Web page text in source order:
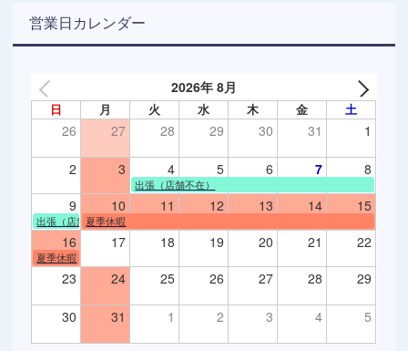
営業日カレンダー
2026年 8月
日 月 火 水 木 金 土
26 27 28 29 30 31 1
2 3 4 5 6 7 8
出張（店舗不在）
9 10 11 12 13 14 15
出張（店舗不在）
夏季休暇
16 17 18 19 20 21 22
夏季休暇
23 24 25 26 27 28 29
30 31 1 2 3 4 5